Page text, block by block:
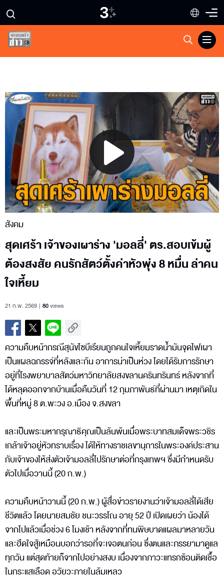
Play
Video
สังคม
สุดเศร้า เจ้าของเผาร่าง 'มอลลี่' ตร.สอบเข้มผู้
ต้องสงสัย คนรักสัตว์ตั้งค่าหัวพุ่ง 8 หมื่น ล่าคน
ใจเหี้ยม
21 ก.พ. 2569 80views
ความคืบหน้ากรณีสุนัขไซบีเรียนถูกคนใจเหี้ยมราดน้ำมันจุดไฟเผา
เป็นแผลฉกรรจ์ที่หลังและก้น อาการน่าเป็นห่วง โดยได้รับการรักษา
อยู่ที่โรงพยาบาลสัตว์มหาวิทยาลัยสงขลานครินทรินทร์ หลังจากที่
ได้หลุดออกจากบ้านเมื่อคืนวันที่ 12 กุมภาพันธ์ที่ผ่านมา เหตุเกิดใน
พื้นที่หมู่ 8 ต.พะวง อ.เมือง จ.สงขลา
และเป็นพระมหากรุณาธิคุณเป็นล้นพ้นเมื่อพระบาทสมเด็จพระวชิร
เกล้าเจ้าอยู่หัวทราบเรื่อง ได้ให้ทางราชเลขานุการในพระองค์ประสาน
กับเจ้าของให้ส่งตัวเจ้ามอลลี่ไปรักษาต่อที่กรุงเทพฯ ซึ่งมีกำหนดรับ
ตัวไปเมื่อวานนี้ (20 ก.พ.)
ความคืบหน้าวานนี้ (20 ก.พ.) ผู้สื่อข่าวรายงานว่าเจ้ามอลลี่ได้เสีย
ชีวิตแล้ว โดยนายสมชัย ชนะวรรโณ อายุ 52 ปี เปิดเผยว่า น้องได้
จากไปแล้วเมื่อช่วง 6 โมงเช้า หลังจากที่ทนพิษบาดแผลมาหลายวัน
และฮึดใจสู้เหมือนบอกว่ารอที่จะเจอตนก่อน ซึ่งตนและภรรยามาดูแล
ทุกวัน แต่สุดท้ายก็จากไปอย่างสงบ เนื่องจากภาวะแทรกซ้อนติดเชื้อ
ในกระแสเลือด อวัยวะภายในล้มเหลว